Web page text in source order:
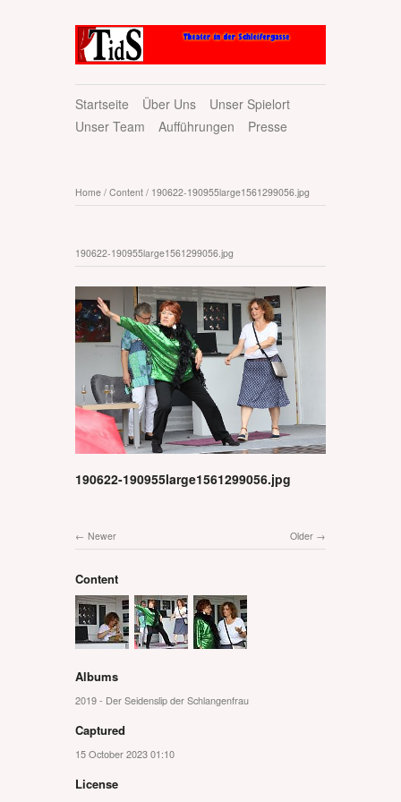
Startseite Über Uns
Unser Spielort
Unser Team
Aufführungen Presse
Home / Content / 190622-190955large1561299056.jpg
190622-190955large1561299056.jpg
190622-190955large1561299056.jpg
Older
Newer
Content
Albums
2019 - Der Seidenslip der Schlangenfrau
Captured
15 October 2023 01:10
License